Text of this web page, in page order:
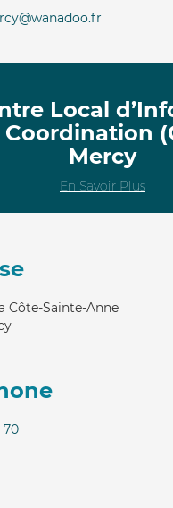
Local
Mercy
En Savoir Plus
Côte-Sainte-Anne
70